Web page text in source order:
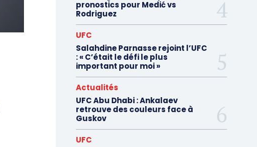
pronostics pour Medić vs
Rodriguez
UFC
Salahdine Parnasse rejoint l’UFC
: « C’était le défi le plus
important pour moi »
Actualités
UFC Abu Dhabi : Ankalaev
retrouve des couleurs face à
Guskov
UFC